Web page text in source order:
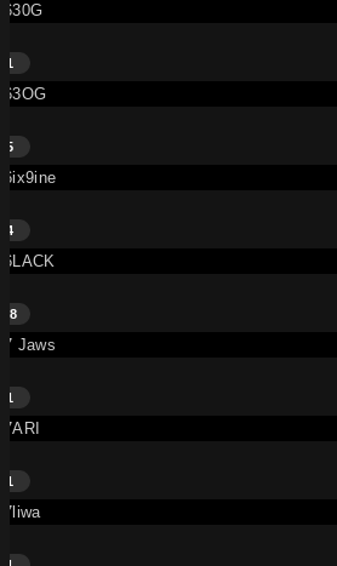
630G
1
63OG
5
6ix9ine
4
6LACK
28
7 Jaws
1
7ARI
1
7liwa